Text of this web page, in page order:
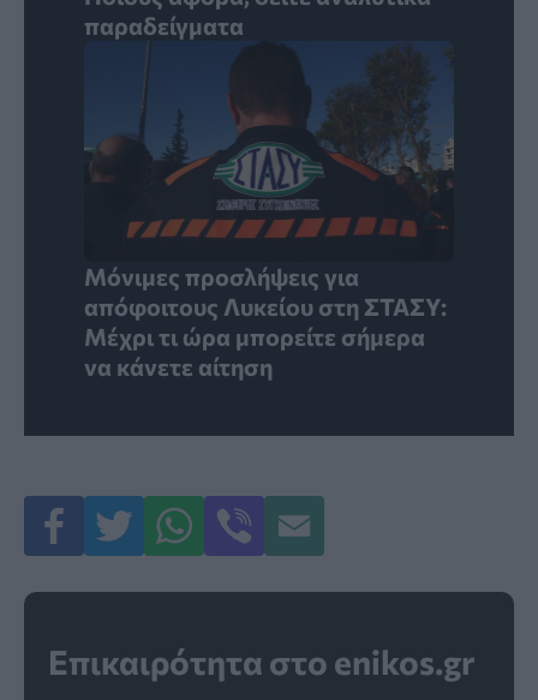
παραδείγματα
Μόνιμες προσλήψεις για
απόφοιτους Λυκείου στη ΣΤΑΣΥ:
Μέχρι τι ώρα μπορείτε σήμερα
να κάνετε αίτηση
Επικαιρότητα στο enikos.gr